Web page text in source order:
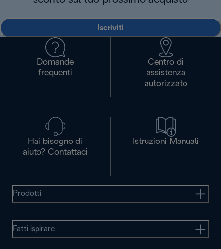
Iscriviti
Domande
frequenti
Centro di
assistenza
autorizzato
Hai bisogno di
aiuto? Contattaci
Istruzioni Manuali
Prodotti
Fatti ispirare